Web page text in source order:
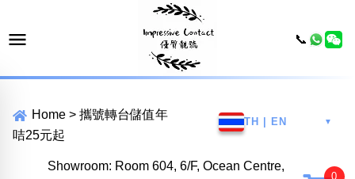
Home > 攜號轉台儲值年
咭25元起
TH | EN ▼
Showroom: Room 604, 6/F, Ocean Centre,
📞